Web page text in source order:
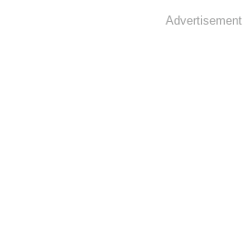
Advertisement